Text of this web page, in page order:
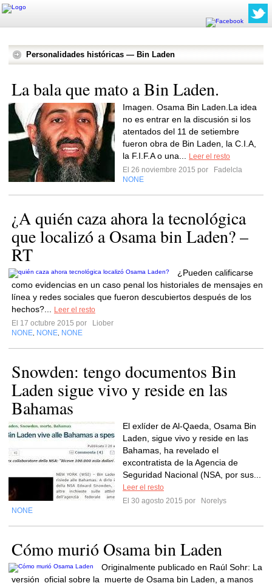
Personalidades históricas — Bin Laden
La bala que mato a Bin Laden.
Imagen. Osama Bin Laden.La idea
no es entrar en la discusión si los
atentados del 11 de setiembre
fueron obra de Bin Laden, la C.I.A,
la F.I.F.A o una...
Leer el resto
El 26 noviembre 2015 por
Fadelcla
NONE
¿A quién caza ahora la tecnológica
que localizó a Osama bin Laden? –
RT
¿Pueden calificarse
como evidencias en un caso penal los historiales de mensajes en
línea y redes sociales que fueron descubiertos después de los
hechos?...
Leer el resto
El 17 octubre 2015 por
Liober
NONE NONE NONE
Snowden: tengo documentos Bin
Laden sigue vivo y reside en las
Bahamas
El exlíder de Al-Qaeda, Osama Bin
Laden, sigue vivo y reside en las
Bahamas, ha revelado el
excontratista de la Agencia de
Seguridad Nacional (NSA, por sus...
Leer el resto
El 30 agosto 2015 por
Norelys
NONE
Cómo murió Osama bin Laden
Originalmente publicado en Raúl Sohr: La
versión oficial sobre la muerte de Osama bin Laden, a manos